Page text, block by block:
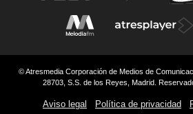
© Atresmedia Corporación de Medios de
28703, S.S. de los Reyes, Madrid.
Aviso legal Política de privacidad